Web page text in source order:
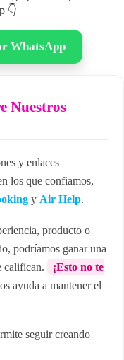
👇
WhatsApp
Nuestros
y enlaces
los que confiamos,
y Air Help.
producto o
podríamos ganar una
califican.
¡Esto no te
ayuda a mantener el
seguir creando